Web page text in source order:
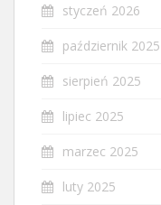
styczeń 2026
październik 2025
sierpień 2025
lipiec 2025
marzec 2025
luty 2025